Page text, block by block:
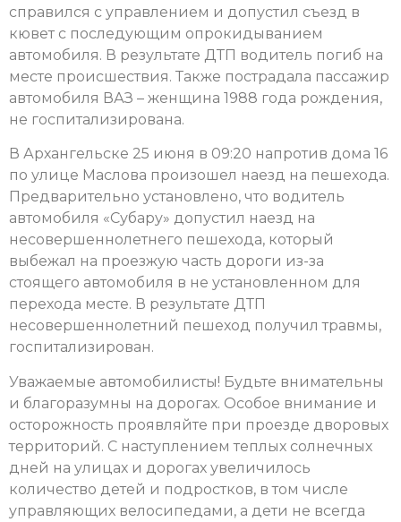
справился с управлением и допустил съезд в
кювет с последующим опрокидыванием
автомобиля. В результате ДТП водитель погиб на
месте происшествия. Также пострадала пассажир
автомобиля ВАЗ – женщина 1988 года рождения,
не госпитализирована.
В Архангельске 25 июня в 09:20 напротив дома 16
по улице Маслова произошел наезд на пешехода.
Предварительно установлено, что водитель
автомобиля «Субару» допустил наезд на
несовершеннолетнего пешехода, который
выбежал на проезжую часть дороги из-за
стоящего автомобиля в не установленном для
перехода месте. В результате ДТП
несовершеннолетний пешеход получил травмы,
госпитализирован.
Уважаемые автомобилисты! Будьте внимательны
и благоразумны на дорогах. Особое внимание и
осторожность проявляйте при проезде дворовых
территорий. С наступлением теплых солнечных
дней на улицах и дорогах увеличилось
количество детей и подростков, в том числе
управляющих велосипедами, а дети не всегда